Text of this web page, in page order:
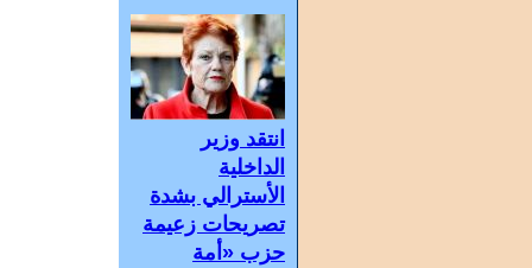
انتقد وزير
الداخلية
الأسترالي بشدة
تصريحات زعيمة
حزب «أمة